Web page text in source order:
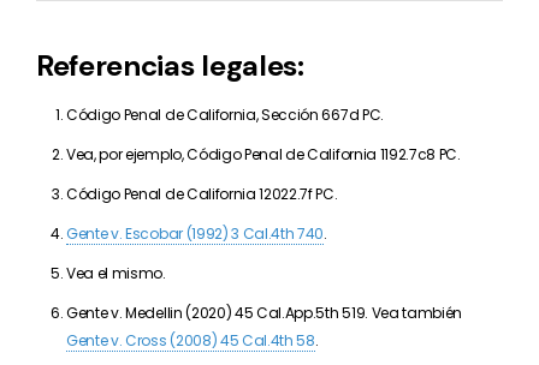
Referencias legales:
Código Penal de California, Sección 667d PC.
Vea, por ejemplo, Código Penal de California 1192.7c8 PC.
Código Penal de California 12022.7f PC.
Gente v. Escobar (1992) 3 Cal.4th 740.
Vea el mismo.
Gente v. Medellin (2020) 45 Cal.App.5th 519. Vea también
Gente v. Cross (2008) 45 Cal.4th 58.